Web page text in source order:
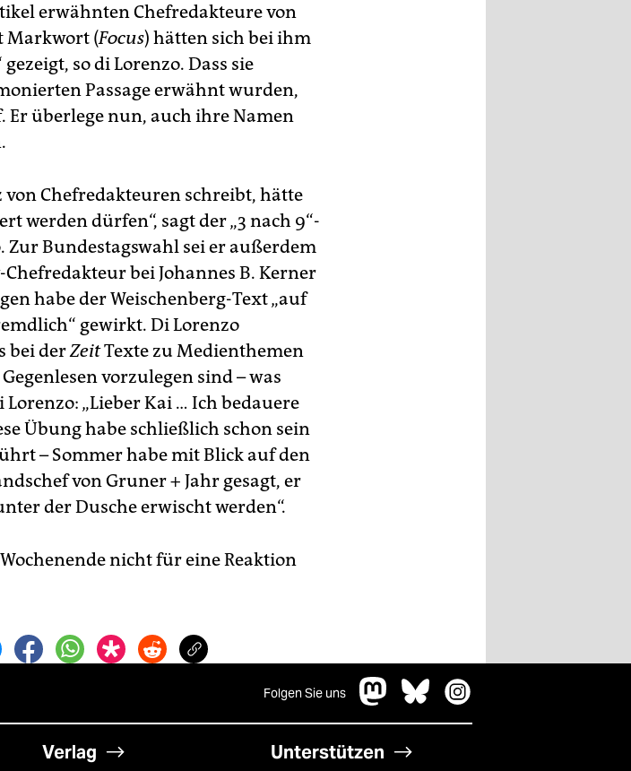
erwähnten Chefredakteure von
Markwort (Focus) hätten sich bei ihm
so di Lorenzo. Dass sie
Passage erwähnt wurden,
Er überlege nun, auch ihre Namen
von Chefredakteuren schreibt, hätte
werden dürfen“, sagt der „3 nach 9“-
Bundestagswahl sei er außerdem
-Chefredakteur bei Johannes B. Kerner
habe der Weischenberg-Text „auf
gewirkt. Di Lorenzo
bei derZeitTexte zu Medienthemen
vorzulegen sind – was
„Lieber Kai … Ich bedauere
Übung habe schließlich schon sein
– Sommer habe mit Blick auf den
von Gruner + Jahr gesagt, er
der Dusche erwischt werden“.
nicht für eine Reaktion
Folgen Sie uns
Verlag Unterstützen